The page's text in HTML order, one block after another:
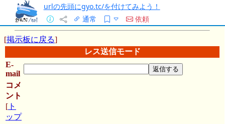
urlの先頭にgyo.tc/を付けてみよう！
通常
依頼